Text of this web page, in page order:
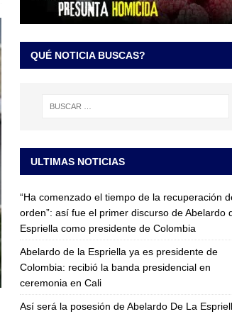
QUÉ NOTICIA BUSCAS?
ULTIMAS NOTICIAS
“Ha comenzado el tiempo de la recuperación
orden”: así fue el primer discurso de Abelardo
Espriella como presidente de Colombia
Abelardo de la Espriella ya es presidente de
Colombia: recibió la banda presidencial en
ceremonia en Cali
Así será la posesión de Abelardo De La